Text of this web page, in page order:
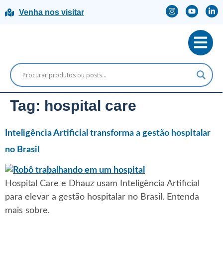
Venha nos visitar
Tag: hospital care
Inteligência Artificial transforma a gestão hospitalar
no Brasil
Hospital Care e Dhauz usam Inteligência Artificial
para elevar a gestão hospitalar no Brasil. Entenda
mais sobre.